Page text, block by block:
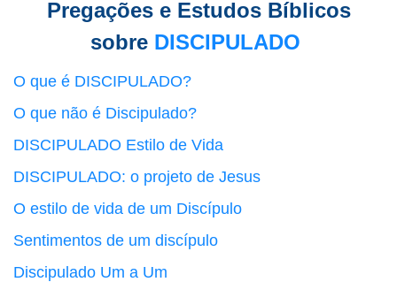
Pregações e Estudos Bíblicos
sobre DISCIPULADO
O que é DISCIPULADO?
O que não é Discipulado?
DISCIPULADO Estilo de Vida
DISCIPULADO: o projeto de Jesus
O estilo de vida de um Discípulo
Sentimentos de um discípulo
Discipulado Um a Um